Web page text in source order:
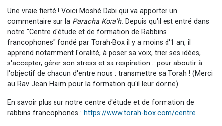
Une vraie fierté ! Voici Moshé Dabi qui va apporter un
commentaire sur la Paracha Kora'h. Depuis qu'il est entré dans
notre "Centre d'étude et de formation de Rabbins
francophones" fondé par Torah-Box il y a moins d'1 an, il
apprend notamment l'oralité, à poser sa voix, trier ses idées,
s'accepter, gérer son stress et sa respiration... pour aboutir à
l'objectif de chacun d'entre nous : transmettre sa Torah ! (Merci
au Rav Jean Haïm pour la formation qu'il leur donne).
En savoir plus sur notre centre d'étude et de formation de
rabbins francophones : https://www.torah-box.com/centre